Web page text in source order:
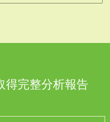
得完整分析報告